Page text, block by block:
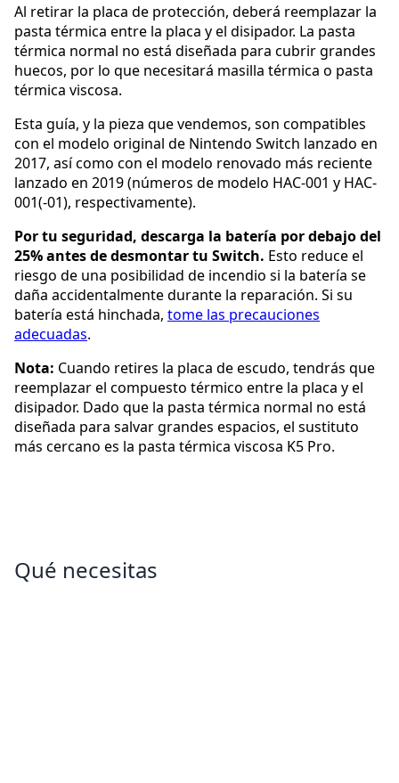
Al retirar la placa de protección, deberá reemplazar la
pasta térmica entre la placa y el disipador. La pasta
térmica normal no está diseñada para cubrir grandes
huecos, por lo que necesitará masilla térmica o pasta
térmica viscosa.
Esta guía, y la pieza que vendemos, son compatibles
con el modelo original de Nintendo Switch lanzado en
2017, así como con el modelo renovado más reciente
lanzado en 2019 (números de modelo HAC-001 y HAC-
001(-01), respectivamente).
Por tu seguridad, descarga la batería por debajo del
25% antes de desmontar tu Switch. Esto reduce el
riesgo de una posibilidad de incendio si la batería se
daña accidentalmente durante la reparación. Si su
batería está hinchada, tome las precauciones
adecuadas.
Nota: Cuando retires la placa de escudo, tendrás que
reemplazar el compuesto térmico entre la placa y el
disipador. Dado que la pasta térmica normal no está
diseñada para salvar grandes espacios, el sustituto
más cercano es la pasta térmica viscosa K5 Pro.
Qué necesitas